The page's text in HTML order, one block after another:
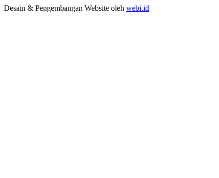
Desain & Pengembangan Website oleh webi.id